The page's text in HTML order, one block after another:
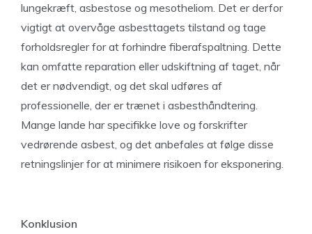
lungekræft, asbestose og mesotheliom. Det er derfor
vigtigt at overvåge asbesttagets tilstand og tage
forholdsregler for at forhindre fiberafspaltning. Dette
kan omfatte reparation eller udskiftning af taget, når
det er nødvendigt, og det skal udføres af
professionelle, der er trænet i asbesthåndtering.
Mange lande har specifikke love og forskrifter
vedrørende asbest, og det anbefales at følge disse
retningslinjer for at minimere risikoen for eksponering.
Konklusion